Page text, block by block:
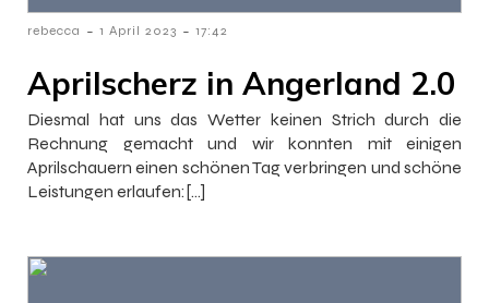
rebecca - 1 April 2023 - 17:42
Aprilscherz in Angerland 2.0
Diesmal hat uns das Wetter keinen Strich durch die
Rechnung gemacht und wir konnten mit einigen
Aprilschauern einen schönen Tag verbringen und schöne
Leistungen erlaufen:[…]